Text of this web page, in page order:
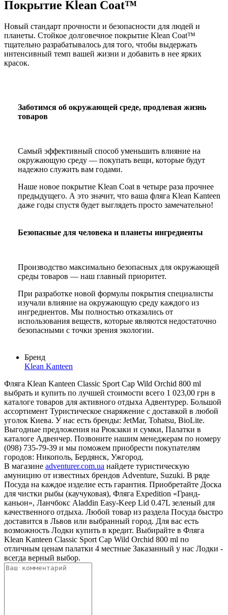
Покрытие Klean Coat™
Новый стандарт прочности и безопасности для людей и
планеты. Стойкое долговечное покрытие Klean Coat™
тщательно разрабатывалось для того, чтобы выдержать
интенсивный темп вашей жизни и добавить в нее ярких
красок.
Заботимся об окружающей среде, продлевая жизнь
товаров
Самый эффективный способ уменьшить влияние на
окружающую среду — покупать вещи, которые будут
надежно служить вам годами.
Наше новое покрытие Klean Coat в четыре раза прочнее
предыдущего. А это значит, что ваша фляга Klean Kanteen
даже годы спустя будет выглядеть просто замечательно!
Безопасные для человека и планеты ингредиенты
Производство максимально безопасных для окружающей
среды товаров — наш главный приоритет.
При разработке новой формулы покрытия специалисты
изучали влияние на окружающую среду каждого из
ингредиентов. Мы полностью отказались от
использования веществ, которые являются недостаточно
безопасными с точки зрения экологии.
Бренд
Klean Kanteen
Фляга Klean Kanteen Classic Sport Cap Wild Orchid 800 ml
выбрать и купить по лучшей стоимости всего 1 023,00 грн в
каталоге товаров для активного отдыха Адвентурер. Большой
ассортимент Туристическое снаряжение с доставкой в любой
уголок Киева. У нас есть бренды: JetMar, Tohatsu, BioLite.
Выгодные предложения на Рюкзаки и сумки, Палатки в
каталоге Адвенчер. Позвоните нашим менеджерам по номеру
(098) 735-79-39 и мы поможем приобрести покупателям
городов: Никополь, Бердянск, Ужгород.
В магазине adventurer.com.ua найдете туристическую
амуницию от известных брендов Adventure, Suzuki. В ряде
Посуда на каждое изделие есть гарантия. Приобретайте Доска
для чистки рыбы (каучуковая), Фляга Expedition «Гранд-
каньон», Ланчбокс Aladdin Easy-Keep Lid 0.47L зеленый для
качественного отдыха. Любой товар из раздела Посуда быстро
доставится в Львов или выбранный город. Для вас есть
возможность Лодки купить в кредит. Выбирайте в Фляга
Klean Kanteen Classic Sport Cap Wild Orchid 800 ml по
отличным ценам палатки 4 местные Заказанный у нас Лодки -
всегда верный выбор.